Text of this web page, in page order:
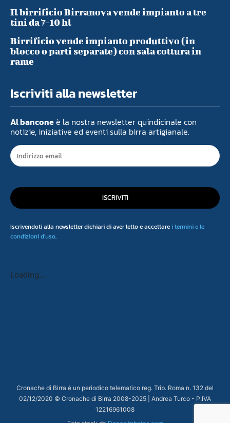
Il birrificio Birranova vende impianto a tre
tini da 7-10 hl
Birrificio vende impianto produttivo (in
blocco o parti separate) con sala cottura in
rame
Iscriviti alla newsletter
Al banconeè la nostra newsletter quindicinale con
notizie, iniziative ed eventi sulla birra artigianale.
ISCRIVITI
Iscrivendoti alla newsletter dichiari di aver letto e accettarei termini e le
condizioni d'uso.
Loading...
Cronache di Birra è un periodico telematico reg. Trib. Roma n. 132 del
02/12/2020 © Cronache di Birra 2008-2025 | Andrea Turco - P.IVA
12216961008